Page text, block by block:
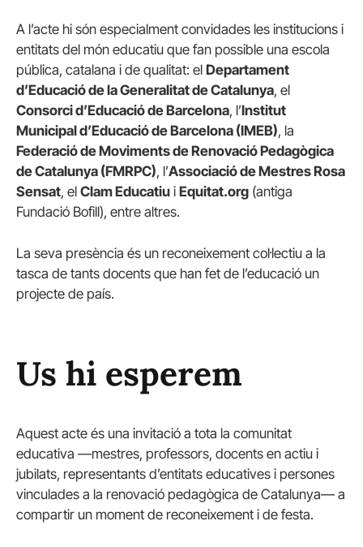
A l’acte hi són especialment convidades les institucions i
entitats del món educatiu que fan possible una escola
pública, catalana i de qualitat: el Departament
d’Educació de la Generalitat de Catalunya, el
Consorci d’Educació de Barcelona, l’Institut
Municipal d’Educació de Barcelona (IMEB), la
Federació de Moviments de Renovació Pedagògica
de Catalunya (FMRPC), l’Associació de Mestres Rosa
Sensat, el Clam Educatiu i Equitat.org (antiga
Fundació Bofill), entre altres.
La seva presència és un reconeixement col·lectiu a la
tasca de tants docents que han fet de l’educació un
projecte de país.
Us hi esperem
Aquest acte és una invitació a tota la comunitat
educativa —mestres, professors, docents en actiu i
jubilats, representants d’entitats educatives i persones
vinculades a la renovació pedagògica de Catalunya— a
compartir un moment de reconeixement i de festa.